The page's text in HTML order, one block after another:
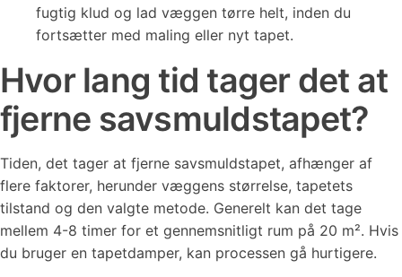
fugtig klud og lad væggen tørre helt, inden du
fortsætter med maling eller nyt tapet.
Hvor lang tid tager det at
fjerne savsmuldstapet?
Tiden, det tager at fjerne savsmuldstapet, afhænger af
flere faktorer, herunder væggens størrelse, tapetets
tilstand og den valgte metode. Generelt kan det tage
mellem 4-8 timer for et gennemsnitligt rum på 20 m². Hvis
du bruger en tapetdamper, kan processen gå hurtigere.